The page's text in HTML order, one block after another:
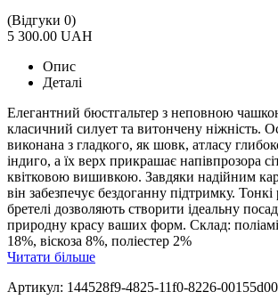
(Відгуки 0)
5 300.00 UAH
Опис
Деталі
Елегантний бюстгальтер з неповною
класичний силует та витончену ніжність.
виконана з гладкого, як шовк, атласу
індиго, а їх верх прикрашає напівпрозора
квітковою вишивкою. Завдяки надійним
він забезпечує бездоганну підтримку. Тонкі
бретелі дозволяють створити ідеальну
природну красу ваших форм. Склад:
18%, віскоза 8%, поліестер 2%
Читати більше
Артикул: 144528f9-4825-11f0-8226-